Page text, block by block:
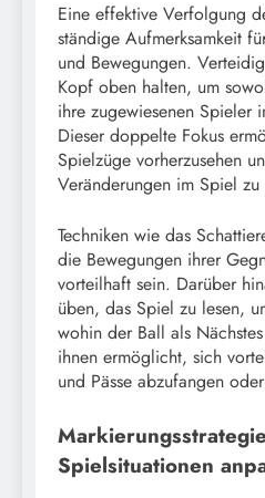
Eine effektive Verfolgung
ständige Aufmerksamkeit
und Bewegungen.
Kopf oben halten, um
ihre zugewiesenen Spieler
Dieser doppelte Fokus
Spielzüge vorherzusehen
Veränderungen im Spiel
Techniken wie das
die Bewegungen ihrer
vorteilhaft sein. Darüber
üben, das Spiel zu lesen,
wohin der Ball als
ihnen ermöglicht, sich
und Pässe abzufangen
Spielsituationen